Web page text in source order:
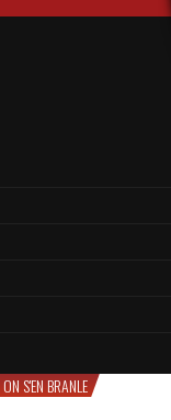
ON S'EN BRANLE